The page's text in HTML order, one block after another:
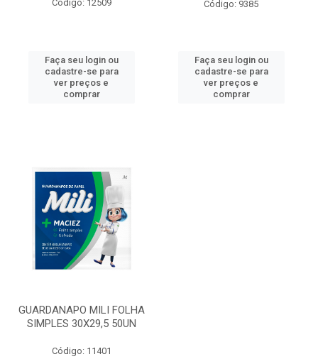
Código: 12509
Faça seu login ou
cadastre-se para
ver preços e
comprar
Código: 9385
Faça seu login ou
cadastre-se para
ver preços e
comprar
GUARDANAPO MILI FOLHA
SIMPLES 30X29,5 50UN
Código: 11401